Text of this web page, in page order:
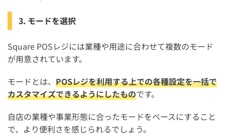
3. モードを選択
Square POSレジには業種や用途に合わせて複数のモード
が用意されています。
モードとは、 POSレジを利用する上での各種設定を一括で
カスタマイズできるようにしたものです。
自店の業種や事業形態に合ったモードをベースにすること
で、より便利さを感じられるでしょう。